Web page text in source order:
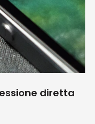
diretta